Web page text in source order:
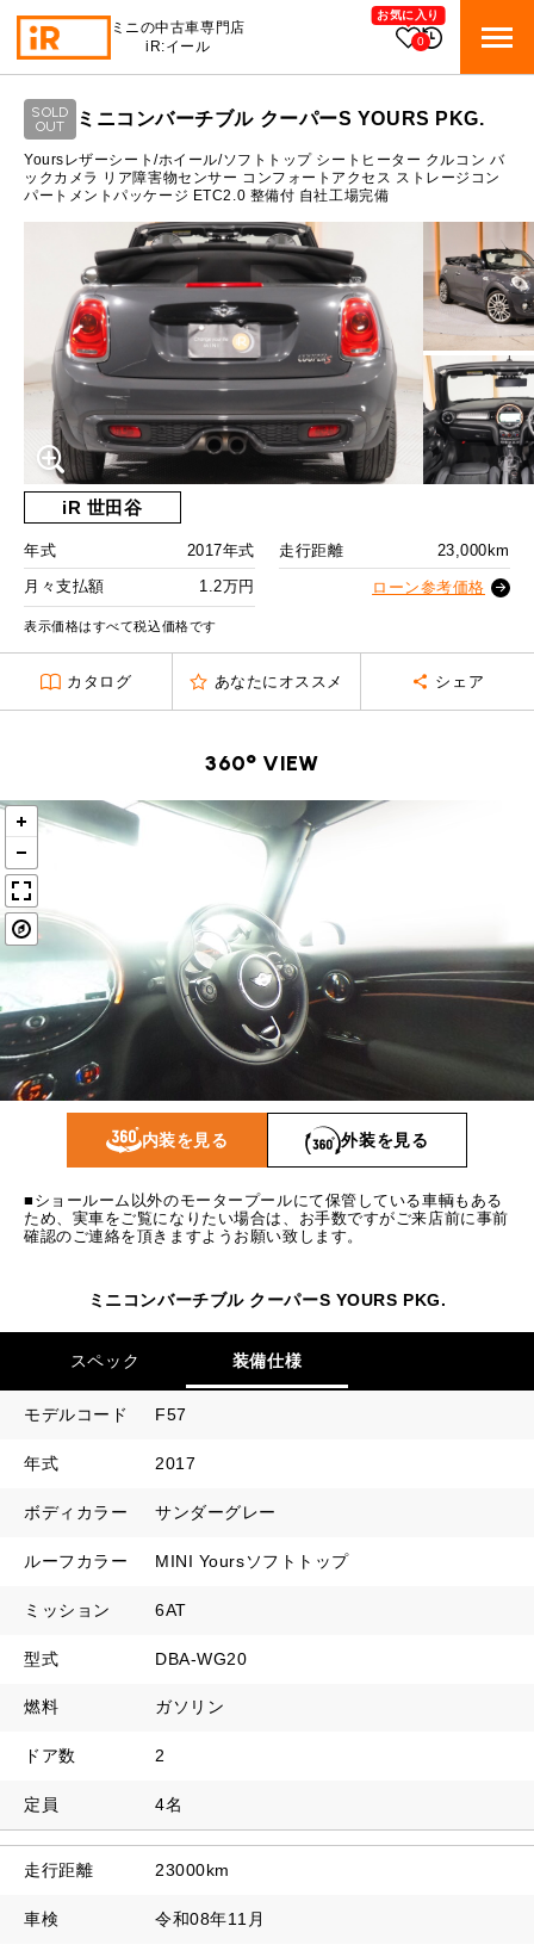
ミニの中古車専門店
iR:イール
お気に入り
0
BMW MINI BMWミニ 在庫検索
ROVER MINI ローバーミニ 在庫検索
TRADE 買取
TOP
iRの買取が他社よりも高い理由
売却手順
必要書類
iRで愛車を売却されたお客様の声
BMWミニ買取査定依頼
ローバーミニ買取査定依頼
MAINTENANCE メンテナンス
TOP
BMWミニ メンテナンス
ローバーミニ メンテナンス
最近の修理実績
BLOG & MEDIA ブログ＆メディア
TOP
スタッフブログ
User's Voice 購入者様の声
Movie
MINI KNOWLEDGE ミニナレッジ
BMWミニナレッジ
ローバーミニナレッジ
ABOUT iR iRについて
会社概要
MAP
RECRUIT 採用情報
工場
お問い合わせ
BMW MINIサービス工場
iR TECH FACTORY
ROVER MINIサービス工場
TEL
MAP
買取
査定依頼
購入相談
営業時間
10:00～18:00
定休日
月曜日（祝日の場合は火曜日）
月々支払額
305.3 万円
50 万円
支払回数 84 回
ボーナス支払回数/年 回
内訳
1回目
2回目以降 18,700 円
ボーナス月追加額 円
残価ローンの場合
総支払額
頭金
残価
支払回数
ボーナス支払回数/年 2 回
内訳
1回目
2回目以降 12,400
ボーナス月数 14 回
SOLD
OUT
ミニコンバーチブル クーパーS YOURS PKG.
Yoursレザーシート/ホイール/ソフトトップ シートヒーター クルコン バ
ックカメラ リア障害物センサー コンフォートアクセス ストレージコン
パートメントパッケージ ETC2.0 整備付 自社工場完備
iR 世田谷
年式 2017年式 走行距離
23,000km
月々支払額
1.2万円 ローン参考価格
表示価格はすべて税込価格です
カタログ あなたにオススメ シェア
360° VIEW
内装を見る 外装を見る
■ショールーム以外のモータープールにて保管している車輌もある
ため、実車をご覧になりたい場合は、お手数ですがご来店前に事前
確認のご連絡を頂きますようお願い致します。
ミニコンバーチブル クーパーS YOURS PKG.
スペック 装備仕様
モデルコード F57
年式 2017
ボディカラー サンダーグレー
ルーフカラー MINI Yoursソフトトップ
ミッション 6AT
型式 DBA-WG20
燃料 ガソリン
ドア数 2
定員 4名
走行距離 23000km
車検 令和08年11月